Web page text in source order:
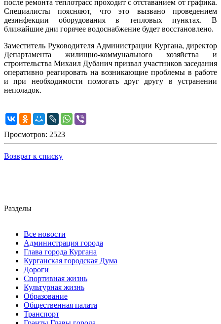
после ремонта теплотрасс проходит с отставанием от графика.
Специалисты поясняют, что это вызвано проведением
дезинфекции оборудования в тепловых пунктах. В
ближайшие дни горячее водоснабжение будет восстановлено.
Заместитель Руководителя Администрации Кургана, директор
Департамента жилищно-коммунального хозяйства и
строительства Михаил Дубанич призвал участников заседания
оперативно реагировать на возникающие проблемы в работе
и при необходимости помогать друг другу в устранении
неполадок.
Просмотров: 2523
Возврат к списку
Разделы
Все новости
Администрация города
Глава города Кургана
Курганская городская Дума
Дороги
Спортивная жизнь
Культурная жизнь
Образование
Общественная палата
Транспорт